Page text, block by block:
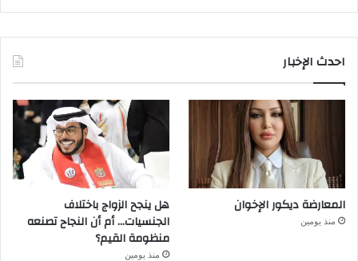
احدث الإخبار
المعارضة ديكور الإخوان
منذ يومين
هل ينجح الزواج باختلاف
الجنسيات… أم أن النجاح تصنعه
منظومة القيم؟
منذ يومين